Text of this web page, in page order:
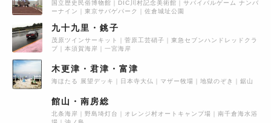
国立歴史民俗博物館 DIC川村記念美術館
サバイバルゲーム ナンバ
ーナイン
東京サバゲパーク 佐倉城址公園
九十九里・銚子
茂原ツインサーキット 菅原工芸硝子
東急セブンハンドレッドクラ
ブ
本須賀海岸 一宮海岸
木更津・君津・富津
海ほたる 展望デッキ 日本寺大仏 マザー牧場 地獄のぞき 鋸山
館山・南房総
北条海岸 野島埼灯台 オレンジ村オートキャンプ場
南千倉海水浴